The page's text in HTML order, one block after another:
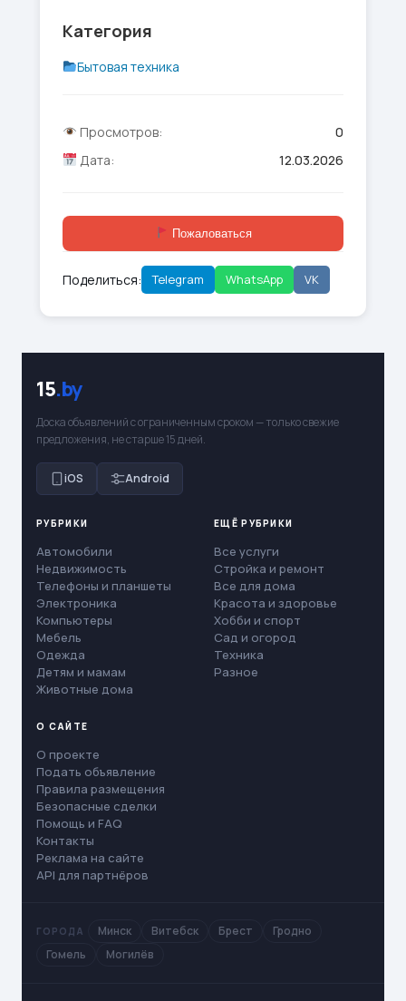
Категория
Бытовая техника
Просмотров:
0
Дата:
12.03.2026
Пожаловаться
Поделиться: Telegram WhatsApp VK
15.by
Доска объявлений с ограниченным сроком — только свежие
предложения, не старше 15 дней.
iOS Android
РУБРИКИ
Автомобили
Недвижимость
Телефоны и планшеты
Электроника
Компьютеры
Мебель
Одежда
Детям и мамам
Животные дома
ЕЩЁ РУБРИКИ
Все услуги
Стройка и ремонт
Все для дома
Красота и здоровье
Хобби и спорт
Сад и огород
Техника
Разное
О САЙТЕ
О проекте
Подать объявление
Правила размещения
Безопасные сделки
Помощь и FAQ
Контакты
Реклама на сайте
API для партнёров
ГОРОДА Минск Витебск Брест
Гродно
Гомель
Могилёв